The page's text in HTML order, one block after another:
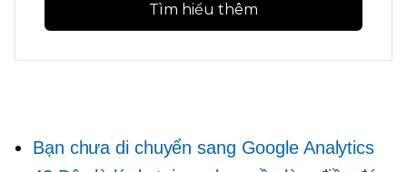
Tìm hiểu thêm
Bạn chưa di chuyển sang Google Analytics